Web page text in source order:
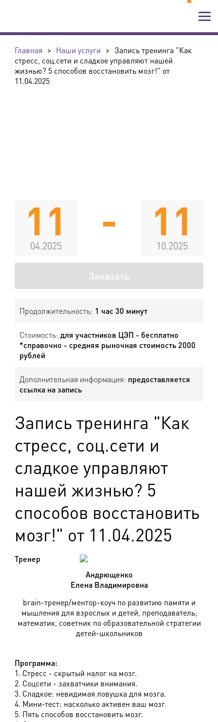
Главная > Наши услуги > Запись тренинга "Как
стресс, соц.сети и сладкое управляют нашей
жизнью? 5 способов восстановить мозг!" от
11.04.2025
11
04.2025
- 11
10.2025
Заказать
Продолжительность: 1 час 30 минут
Стоимость: для участников ЦЭП - бесплатно
*справочно - средняя рыночная стоимость 2000
рублей
Дополнительная информация: предоставляется
ссылка на запись
Запись тренинга "Как
стресс, соц.сети и
сладкое управляют
нашей жизнью? 5
способов восстановить
мозг!" от 11.04.2025
Тренер
Андрющенко
Елена Владимировна
brain-тренер/ментор-коуч по развитию памяти и
мышления для взрослых и детей, преподаватель,
математик, советник по образовательной стратегии
детей-школьников
Программа:
1. Стресс - скрытый налог на мозг.
2. Соцсети - захватчики внимания.
3. Сладкое: невидимая ловушка для мозга.
4. Мини-тест: насколько активен ваш мозг.
5. Пять способов восстановить мозг.